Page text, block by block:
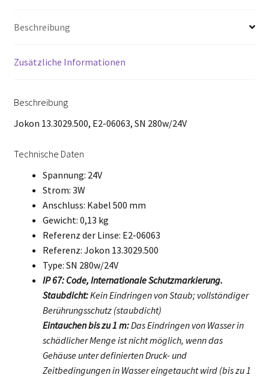
Beschreibung
Zusätzliche Informationen
Beschreibung
Jokon 13.3029.500, E2-06063, SN 280w/24V
Technische Daten
Spannung: 24V
Strom: 3W
Anschluss: Kabel 500 mm
Gewicht: 0,13 kg
Referenz der Linse: E2-06063
Referenz: Jokon 13.3029.500
Type: SN 280w/24V
IP 67: Code, Internationale Schutzmarkierung.
Staubdicht:Kein Eindringen von Staub; vollständiger
Berührungsschutz (staubdicht)
Eintauchen bis zu 1 m:Das Eindringen von Wasser in
schädlicher Menge ist nicht möglich, wenn das
Gehäuse unter definierten Druck- und
Zeitbedingungen in Wasser eingetaucht wird (bis zu 1